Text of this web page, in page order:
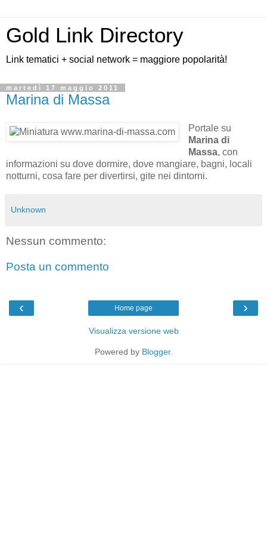
Gold Link Directory
Link tematici + social network = maggiore popolarità!
martedì 17 maggio 2011
Marina di Massa
Portale su
Marina di
Massa, con
informazioni su dove dormire, dove mangiare, bagni, locali
notturni, cosa fare per divertirsi, gite nei dintorni.
Unknown
Nessun commento:
Posta un commento
‹ ›
Home page
Visualizza versione web
Powered by Blogger.